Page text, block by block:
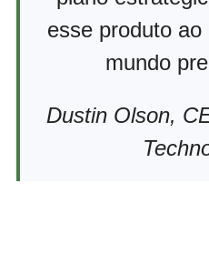
esse produto
mundo
Dustin Olson,